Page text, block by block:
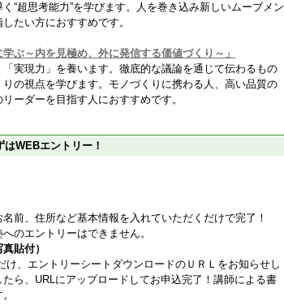
“超思考能力”を学びます。人を巻き込み新しいムーブメン
たい方におすすめです。
学ぶ～内を見極め、外に発信する価値づくり～」
実現力」を養います。徹底的な議論を通じて伝わるもの
の視点を学びます。モノづくりに携わる人、高い品質の
ーダーを目指す人におすすめです。
WEBエントリー！
前、住所など基本情報を入れていただくだけで完了！
のエントリーはできません。
貼付）
け、エントリーシートダウンロードのＵＲＬをお知らせし
ら、URLにアップロードしてお申込完了！講師による書